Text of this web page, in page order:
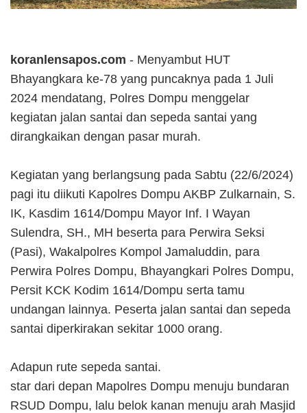
koranlensapos.com - Menyambut HUT
Bhayangkara ke-78 yang puncaknya pada 1 Juli
2024 mendatang, Polres Dompu menggelar
kegiatan jalan santai dan sepeda santai yang
dirangkaikan dengan pasar murah.
Kegiatan yang berlangsung pada Sabtu (22/6/2024)
pagi itu diikuti Kapolres Dompu AKBP Zulkarnain, S.
IK, Kasdim 1614/Dompu Mayor Inf. I Wayan
Sulendra, SH., MH beserta para Perwira Seksi
(Pasi), Wakalpolres Kompol Jamaluddin, para
Perwira Polres Dompu, Bhayangkari Polres Dompu,
Persit KCK Kodim 1614/Dompu serta tamu
undangan lainnya. Peserta jalan santai dan sepeda
santai diperkirakan sekitar 1000 orang.
Adapun rute sepeda santai.
star dari depan Mapolres Dompu menuju bundaran
RSUD Dompu, lalu belok kanan menuju arah Masjid